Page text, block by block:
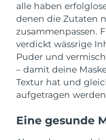
alle haben
denen die Zutaten
zusammenpassen.
verdickt wässrige
Puder und
– damit deine
Textur hat und
aufgetragen
Eine gesunde
Slowenien
Südafrika
Südkorea
Spanien